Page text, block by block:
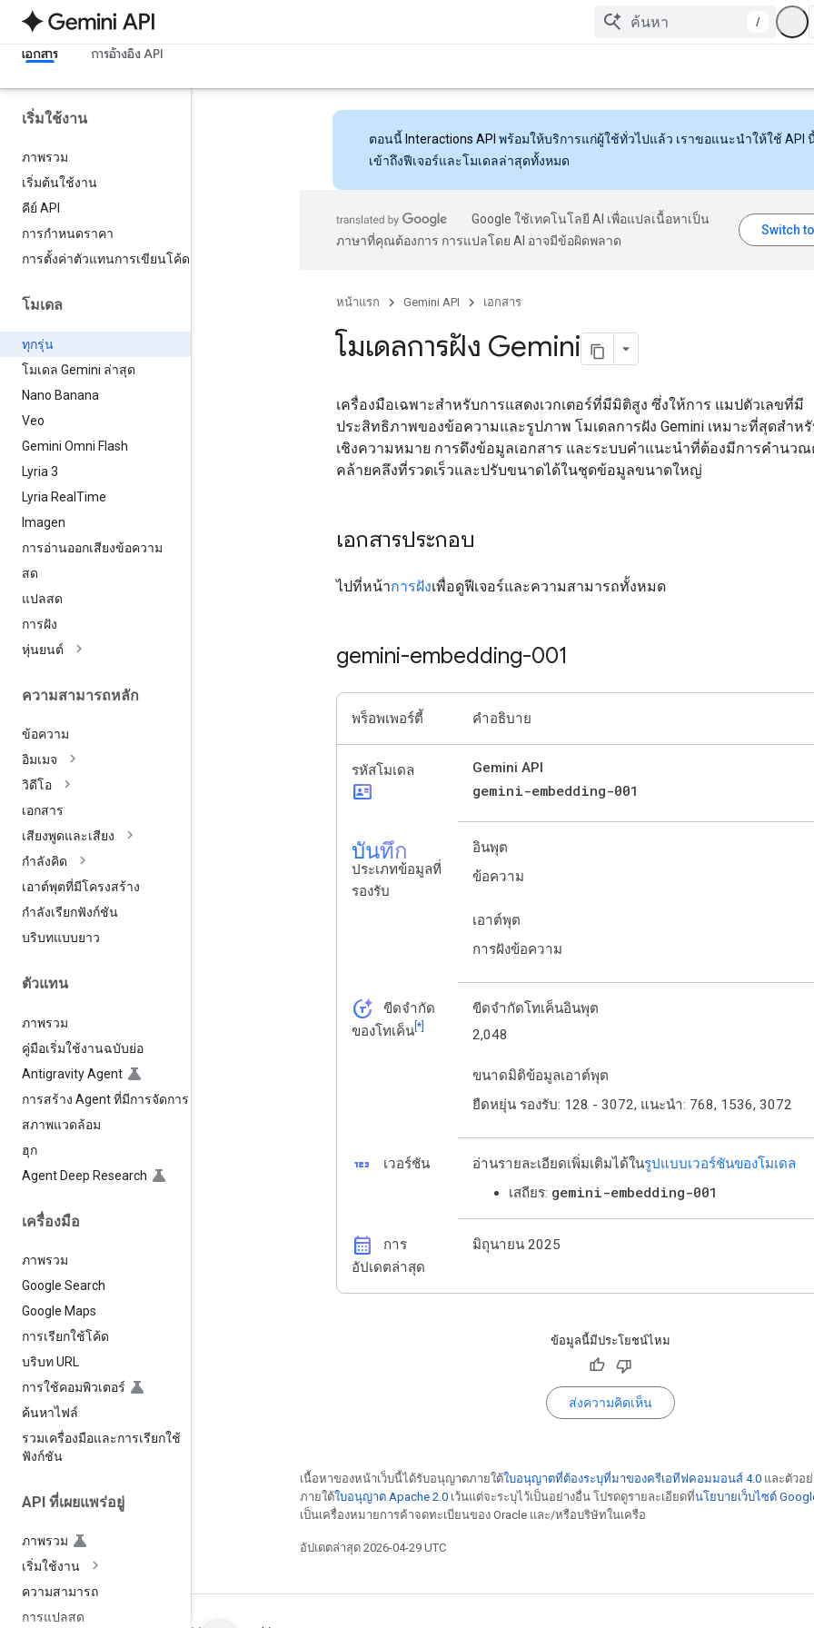
/
เอกสาร การอ้างอิง API
เริ่มใช้งาน
ภาพรวม
เริ่มต้นใช้งาน
คีย์ API
การกำหนดราคา
การตั้งค่าตัวแทนการเขียนโค้ด
โมเดล
ทุกรุ่น
โมเดล Gemini ล่าสุด
Nano Banana
Veo
Gemini Omni Flash
Lyria 3
Lyria Real Time
Imagen
การอ่านออกเสียงข้อความ
สด
แปลสด
การฝัง
หุ่นยนต์
ความสามารถหลัก
ข้อความ
อิมเมจ
วิดีโอ
เอกสาร
เสียงพูดและเสียง
กำลังคิด
เอาต์พุตที่มีโครงสร้าง
กำลังเรียกฟังก์ชัน
บริบทแบบยาว
ตัวแทน
ภาพรวม
คู่มือเริ่มใช้งานฉบับย่อ
Antigravity Agent
การสร้าง Agent ที่มีการจัดการ
สภาพแวดล้อม
ฮุก
Agent Deep Research
เครื่องมือ
ภาพรวม
Google Search
Google Maps
การเรียกใช้โค้ด
บริบท URL
การใช้คอมพิวเตอร์
ค้นหาไฟล์
รวมเครื่องมือและการเรียกใช้
ฟังก์ชัน
API ที่เผยแพร่อยู่
ภาพรวม
เริ่มใช้งาน
ความสามารถ
การแปลสด
ตอนนี้ Interactions API พร้อมให้บริการแก่ผู้ใช้ทั่วไปแล้ว เราขอแนะนำให้ใช้ API
เข้าถึงฟีเจอร์และโมเดลล่าสุดทั้งหมด
Google ใช้เทคโนโลยี AI เพื่อแปลเนื้อหาเป็น
ภาษาที่คุณต้องการ การแปลโดย AI อาจมีข้อผิดพลาด
หน้าแรก Gemini API เอกสาร
โมเดลการฝัง Gemini
เครื่องมือเฉพาะสำหรับการแสดงเวกเตอร์ที่มีมิติสูง ซึ่งให้การ แมปตัวเลขที่มี
ประสิทธิภาพของข้อความและรูปภาพ โมเดลการฝัง Gemini เหมาะที่สุดสำห
เชิงความหมาย การดึงข้อมูลเอกสาร และระบบคำแนะนำที่ต้องมีการคำนว
คล้ายคลึงที่รวดเร็วและปรับขนาดได้ในชุดข้อมูลขนาดใหญ่
เอกสารประกอบ
ไปที่หน้าการฝังเพื่อดูฟีเจอร์และความสามารถทั้งหมด
gemini-embedding-001
พร็อพเพอร์ตี้ คำอธิบาย
รหัสโมเดล
id_card
Gemini API
gemini-embedding-001
บันทึก
ประเภทข้อมูลที่
รองรับ
อินพุต
ข้อความ
เอาต์พุต
การฝังข้อความ
token_auto
ขีดจำกัด
ของโทเค็น[*]
ขีดจำกัดโทเค็นอินพุต
2,048
ขนาดมิติข้อมูลเอาต์พุต
ยืดหยุ่น รองรับ: 128 - 3072, แนะนำ: 768, 1536, 3072
123 เวอร์ชัน อ่านรายละเอียดเพิ่มเติมได้ในรูปแบบเวอร์ชันของโมเดล
เสถียร: gemini-embedding-001
calendar_month
การ
อัปเดตล่าสุด
มิถุนายน 2025
ข้อมูลนี้มีประโยชน์ไหม
ส่งความคิดเห็น
เนื้อหาของหน้าเว็บนี้ได้รับอนุญาตภายใต้ใบอนุญาตที่ต้องระบุที่มาของครีเอทีฟคอมมอนส์ 4.0 และตัวอ
ภายใต้ใบอนุญาต Apache 2.0 เว้นแต่จะระบุไว้เป็นอย่างอื่น โปรดดูรายละเอียดที่นโยบายเว็บไซต์
เป็นเครื่องหมายการค้าจดทะเบียนของ Oracle และ/หรือบริษัทในเครือ
อัปเดตล่าสุด 2026-04-29 UTC